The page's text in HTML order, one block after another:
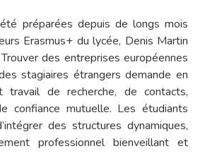
préparées depuis de longs mois
Erasmus+ du lycée, Denis Martin
des entreprises européennes
stagiaires étrangers demande en
travail de recherche, de contacts,
confiance mutuelle. Les étudiants
des structures dynamiques,
professionnel bienveillant et